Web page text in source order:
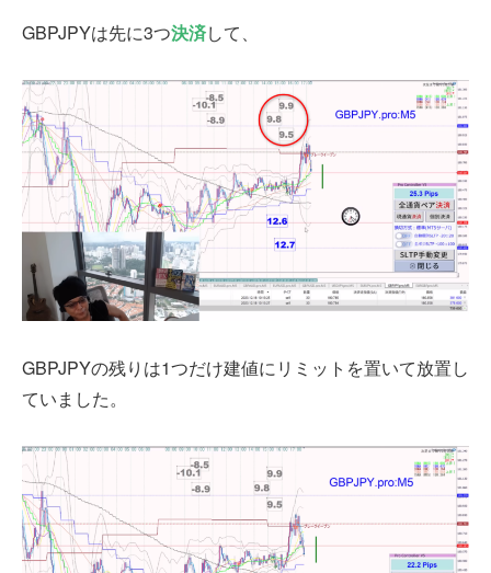
GBPJPYは先に3つ決済して、
GBPJPYの残りは1つだけ建値にリミットを置いて放置し
ていました。